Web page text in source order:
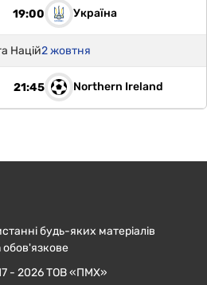
19:00 Україна
Націй2 жовтня
21:45 Northern Ireland
будь-яких матеріалів
- 2026 ТОВ «ПМХ»